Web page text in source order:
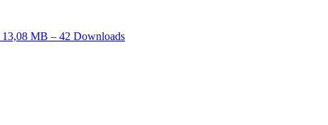
13,08 MB – 42 Downloads